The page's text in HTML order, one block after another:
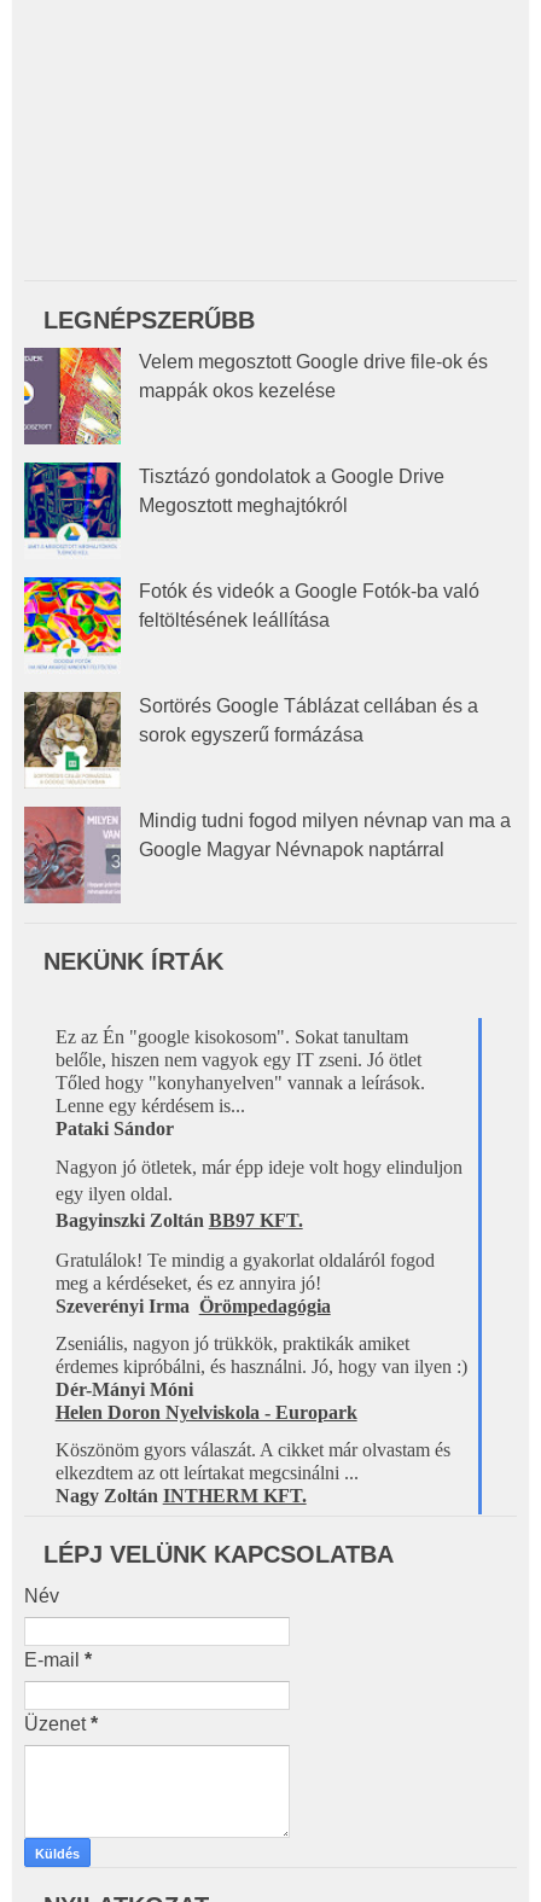
LEGNÉPSZERŰBB
Velem megosztott Google drive file-ok és
mappák okos kezelése
Tisztázó gondolatok a Google Drive
Megosztott meghajtókról
Fotók és videók a Google Fotók-ba való
feltöltésének leállítása
Sortörés Google Táblázat cellában és a
sorok egyszerű formázása
Mindig tudni fogod milyen névnap van ma a
Google Magyar Névnapok naptárral
NEKÜNK ÍRTÁK
Ez az Én "google kisokosom". Sokat tanultam
belőle, hiszen nem vagyok egy IT zseni. Jó ötlet
Tőled hogy "konyhanyelven" vannak a leírások.
Lenne egy kérdésem is...
Pataki Sándor
Nagyon jó ötletek, már épp ideje volt hogy elinduljon
egy ilyen oldal.
Bagyinszki Zoltán BB97 KFT.
Gratulálok! Te mindig a gyakorlat oldaláról fogod
meg a kérdéseket, és ez annyira jó!
Szeverényi Irma Örömpedagógia
Zseniális, nagyon jó trükkök, praktikák amiket
érdemes kipróbálni, és használni. Jó, hogy van ilyen :)
Dér-Mányi Móni
Helen Doron Nyelviskola - Europark
Köszönöm gyors válaszát. A cikket már olvastam és
elkezdtem az ott leírtakat megcsinálni ...
Nagy Zoltán INTHERM KFT.
LÉPJ VELÜNK KAPCSOLATBA
Név
E-mail *
Üzenet*